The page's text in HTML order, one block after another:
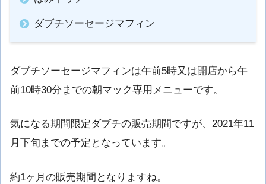
ダブチソーセージマフィン
ダブチソーセージマフィンは午前5時又は開店から午
前10時30分までの朝マック専用メニューです。
気になる期間限定ダブチの販売期間ですが、2021年11
月下旬までの予定となっています。
約1ヶ月の販売期間となりますね。